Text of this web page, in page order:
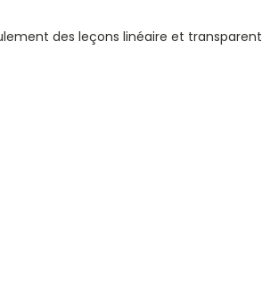
des leçons linéaire et transparent